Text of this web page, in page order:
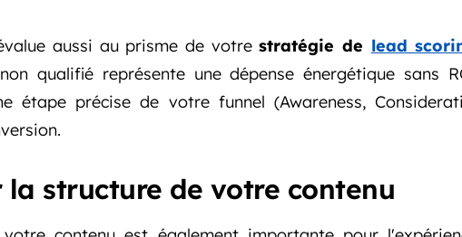
aussi au prisme de votrestratégie de lead
qualifié représente une dépense énergétique sans
étape précise de votre funnel (Awareness,
la structure de votre contenu